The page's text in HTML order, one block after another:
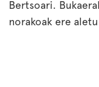
Bertsoari.
norakoak ere